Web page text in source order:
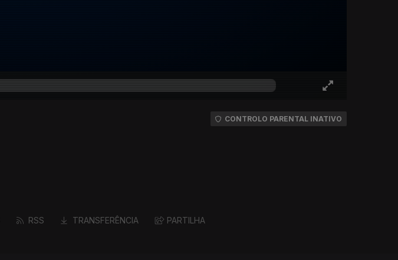
CONTROLO PARENTAL INATIVO
RSS TRANSFERÊNCIA PARTILHA